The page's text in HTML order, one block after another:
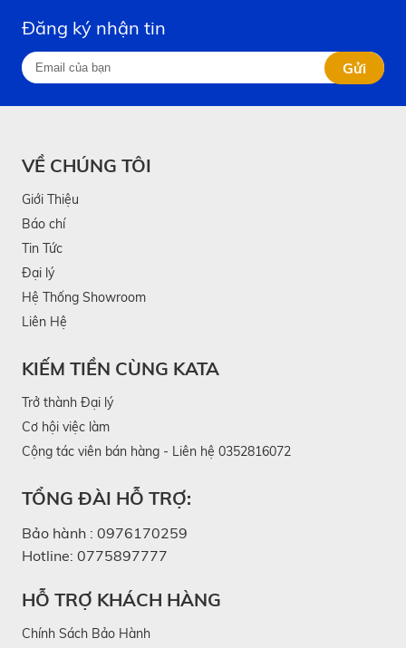
Đăng ký nhận tin
Gửi
VỀ CHÚNG TÔI
Giới Thiệu
Báo chí
Tin Tức
Đại lý
Hệ Thống Showroom
Liên Hệ
KIẾM TIỀN CÙNG KATA
Trở thành Đại lý
Cơ hội việc làm
Cộng tác viên bán hàng - Liên hệ 0352816072
TỔNG ĐÀI HỖ TRỢ:
Bảo hành : 0976170259
Hotline: 0775897777
HỖ TRỢ KHÁCH HÀNG
Chính Sách Bảo Hành